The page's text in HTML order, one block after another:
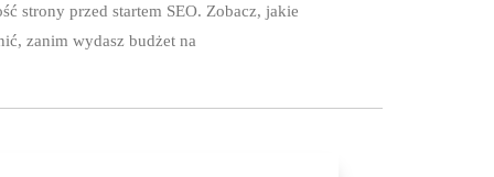
strony przed startem SEO. Zobacz, jakie
zanim wydasz budżet na